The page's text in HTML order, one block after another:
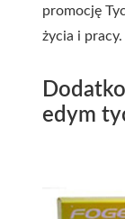
promocję
życia i pracy.
edym